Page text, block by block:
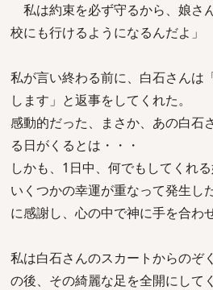
私は約束を必ず守るから、娘さ
校にも行けるようになるんだよ」
私が言い終わる前に、白石さんは
します」と返事をしてくれた。
感動的だった、まさか、あの白石
る日がくるとは・・・
しかも、1日中、何でもしてくれる
いくつかの幸運が重なって発生し
に感謝し、心の中で神に手を合わせ
私は白石さんのスカートからのぞ
の後、その綺麗な足を全開にして